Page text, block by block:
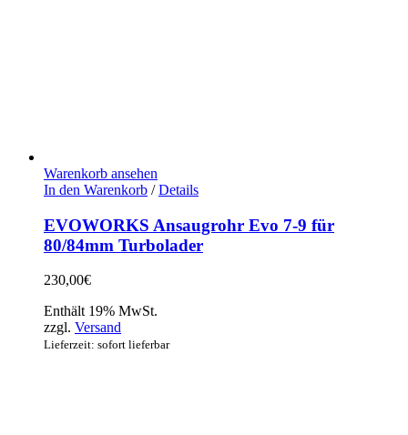
Warenkorb ansehen
In den Warenkorb / Details
EVOWORKS Ansaugrohr Evo 7-9 für
80/84mm Turbolader
230,00€
Enthält 19% MwSt.
zzgl. Versand
Lieferzeit: sofort lieferbar